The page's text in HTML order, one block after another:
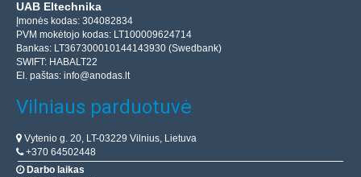
UAB Eltechnika
Įmonės kodas: 304082834
PVM mokėtojo kodas: LT100009624714
Bankas: LT367300010144143930 (Swedbank)
SWIFT: HABALT22
El. paštas: info@anodas.lt
Vilniaus parduotuvė
Vytenio g. 20, LT-03229 Vilnius, Lietuva
+370 64502448
Darbo laikas